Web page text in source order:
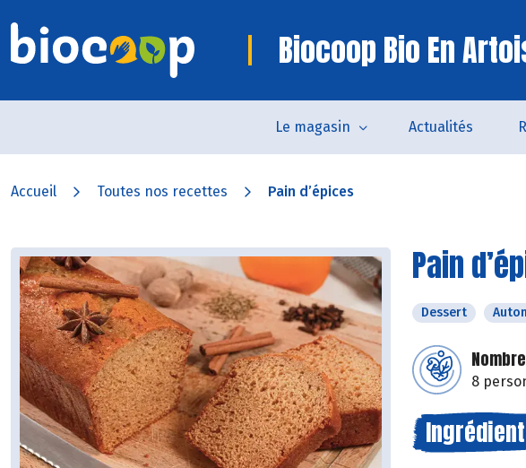
Biocoop Bio En
Le magasin Actualités
Accueil Toutes nos recettes Pain d’épices
Pain
Dessert
8